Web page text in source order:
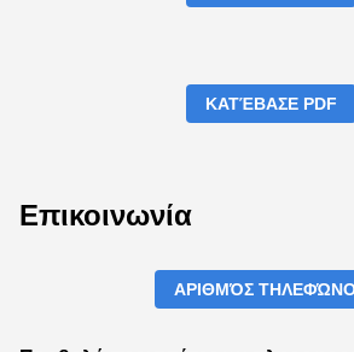
ΚΑΤΈΒΑΣΕ PDF
Επικοινωνία
ΑΡΙΘΜΌΣ